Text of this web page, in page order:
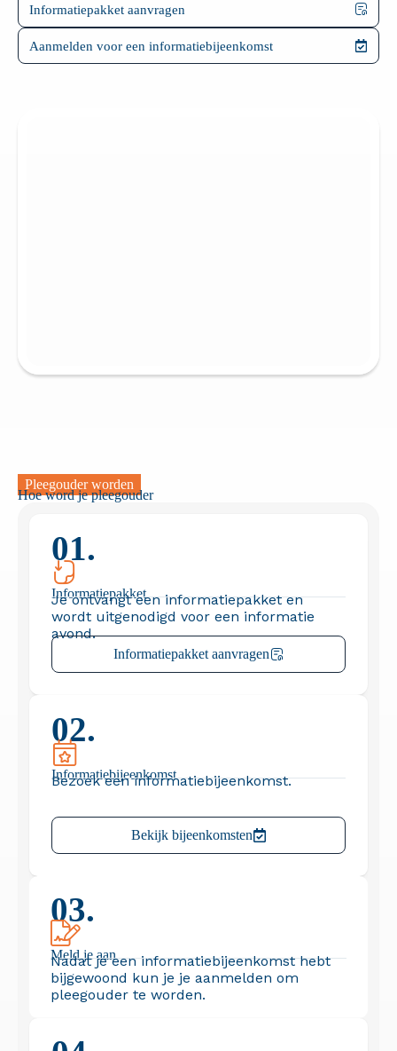
Informatiepakket aanvragen
Aanmelden voor een informatiebijeenkomst
Pleegouder worden
Hoe word je pleegouder
01.
Informatie­pakket
Je ontvangt een informatiepakket en
wordt uitgenodigd voor een informatie
avond.
Informatiepakket aanvragen
02.
Informatie­bijeenkomst
Bezoek een informatiebijeenkomst.
Bekijk bijeenkomsten
03.
Meld je aan
Nadat je een informatiebijeenkomst hebt
bijgewoond kun je je aanmelden om
pleegouder te worden.